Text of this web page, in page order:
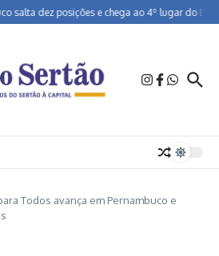
salta dez posições e chega ao 4º lugar do
Todos avança em Pernambuco e